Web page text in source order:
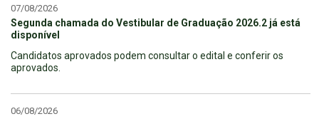
07/08/2026
Segunda chamada do Vestibular de Graduação 2026.2 já está
disponível
Candidatos aprovados podem consultar o edital e conferir os
aprovados.
06/08/2026